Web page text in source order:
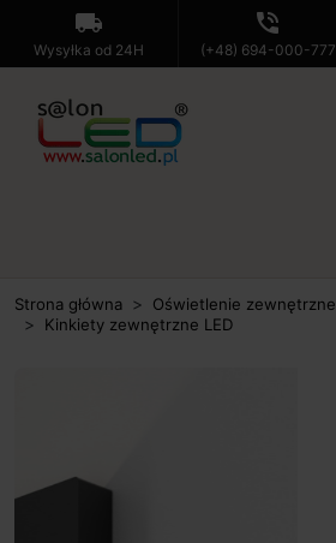
local_shipping
Wysyłka od 24H
phone_in_talk
(+48) 694-000-777
Strona główna
Oświetlenie zewnętrzne
Kinkiety zewnętrzne LED